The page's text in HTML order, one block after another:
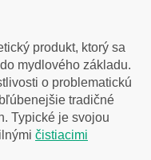
produkt, ktorý sa
do mydlového základu.
o problematickú
tradičné
Typické je svojou
čistiacimi